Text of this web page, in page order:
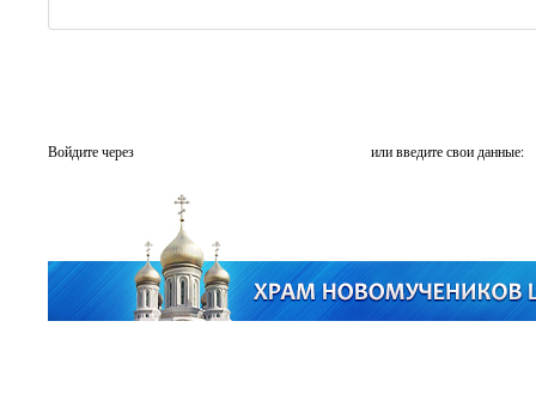
Войдите через или введите свои данные: